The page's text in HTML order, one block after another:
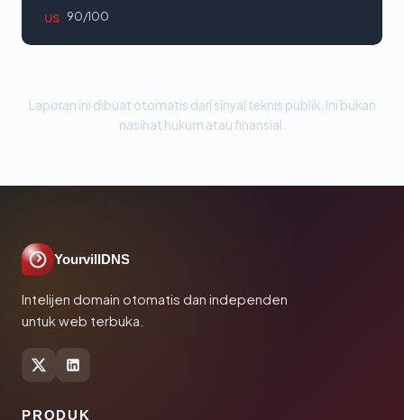
US 90/100
Laporan ini dibuat otomatis dari sinyal teknis publik. Ini bukan
nasihat hukum atau finansial.
YourvillDNS
Intelijen domain otomatis dan independen
untuk web terbuka.
PRODUK